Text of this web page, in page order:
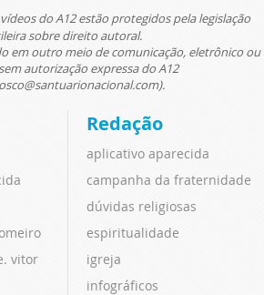
do A12 estão protegidos pela legislação
sobre direito autoral.
em outro meio de comunicação, eletrônico ou
autorização expressa do A12
vitor
Redação
aplicativo aparecida
campanha da fraternidade
dúvidas religiosas
espiritualidade
igreja
infográficos